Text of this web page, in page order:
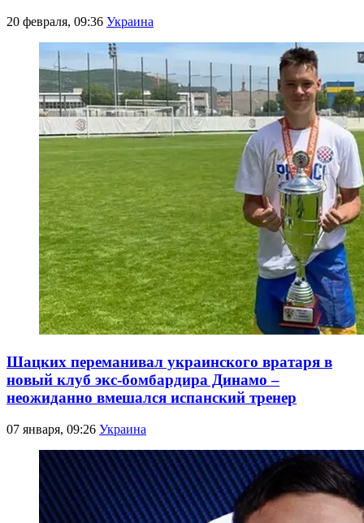
20 февраля, 09:36 Украина
Шацких переманивал украинского вратаря в
новый клуб экс-бомбардира Динамо –
неожиданно вмешался испанский тренер
07 января, 09:26 Украина